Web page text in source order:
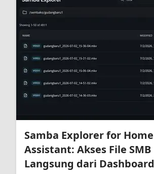
Samba Explorer for Home
Assistant: Akses File SMB
Langsung dari Dashboard